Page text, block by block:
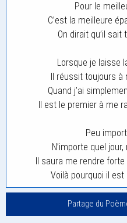
Pour le
C’est la meilleure
On dirait qu’il
Lorsque je laisse
Il réussit toujours à
Quand j’ai
Il est le premier à me
Peu
N’importe quel
Il saura me rendre
Voilà pourquoi il
Partage du